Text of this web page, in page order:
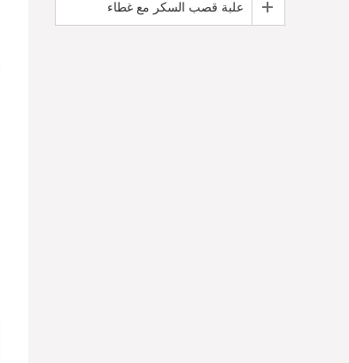
علبة قصب السكر مع غطاء